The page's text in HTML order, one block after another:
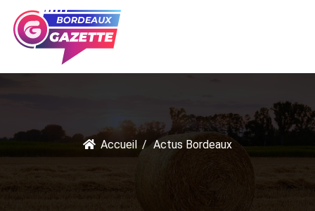
Accueil Actus Bordeaux